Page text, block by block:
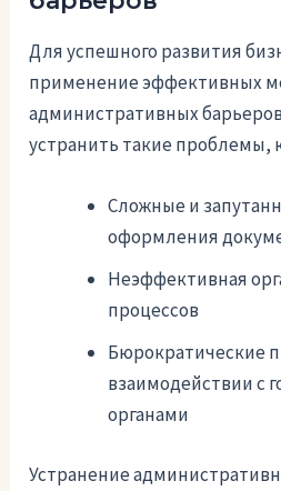
Для успешного развития
применение эффективных
административных
устранить такие проблемы,
Сложные и
оформления
Неэффективная
процессов
Бюрократические
взаимодействии с
органами
Устранение